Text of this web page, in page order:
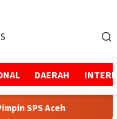
DAERAH
SPS Aceh